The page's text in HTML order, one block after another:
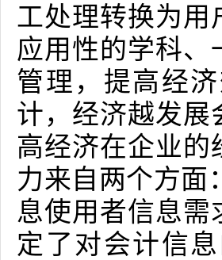
工处理转换为用
应用性的学科、
管理，提高经
计，经济越发展
高经济在企业的
力来自两个方面
息使用者信息需
定了对会计信